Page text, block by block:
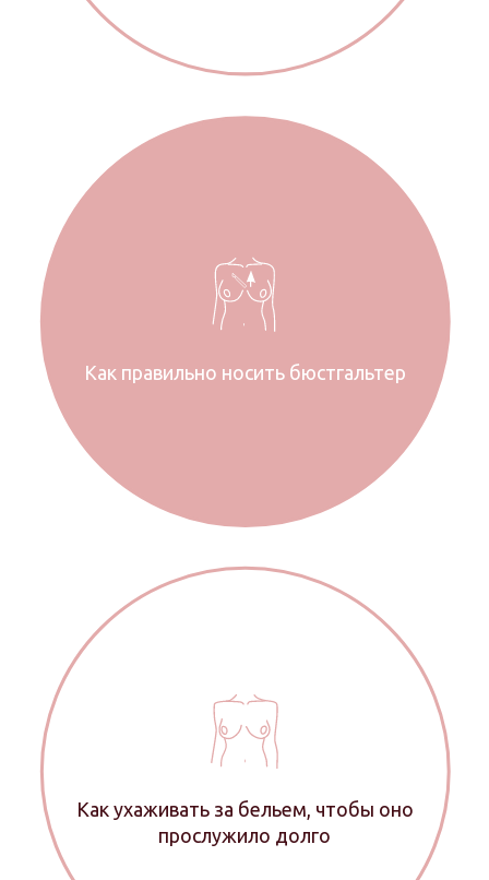
Как правильно носить бюстгальтер
Как ухаживать за бельем, чтобы оно
прослужило долго